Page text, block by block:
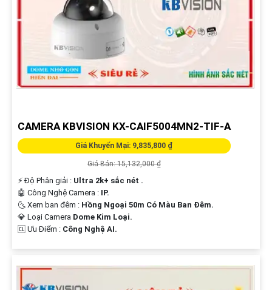
CAMERA KBVISION KX-CAIF5004MN2-TIF-A
Giá Khuyến Mại: 9,835,800 ₫
Giá Bán: 15,132,000 ₫
️⚡ Độ Phân giải : Ultra 2k+ sắc nét .
🤖️ Công Nghệ Camera : IP.
🌜 Xem ban đêm : Hồng Ngoại 50m Có Màu Ban Đêm.
💎 Loại Camera Dome Kim Loại.
️🆑 Ưu Điểm : Công Nghệ AI.